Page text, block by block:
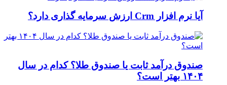
آیا نرم افزار Crm ارزش سرمایه گذاری دارد؟
صندوق درآمد ثابت یا صندوق طلا؟ کدام در سال
۱۴۰۴ بهتر است؟